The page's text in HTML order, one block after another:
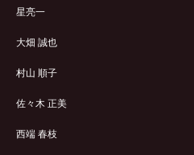
星亮一
大畑 誠也
村山 順子
佐々木 正美
西端 春枝